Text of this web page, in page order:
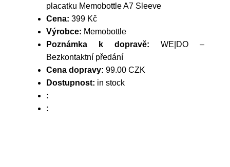
placatku Memobottle A7 Sleeve
Cena: 399 Kč
Výrobce: Memobottle
Poznámka k dopravě: WE|DO –
Bezkontaktní předání
Cena dopravy: 99.00 CZK
Dostupnost: in stock
:
: